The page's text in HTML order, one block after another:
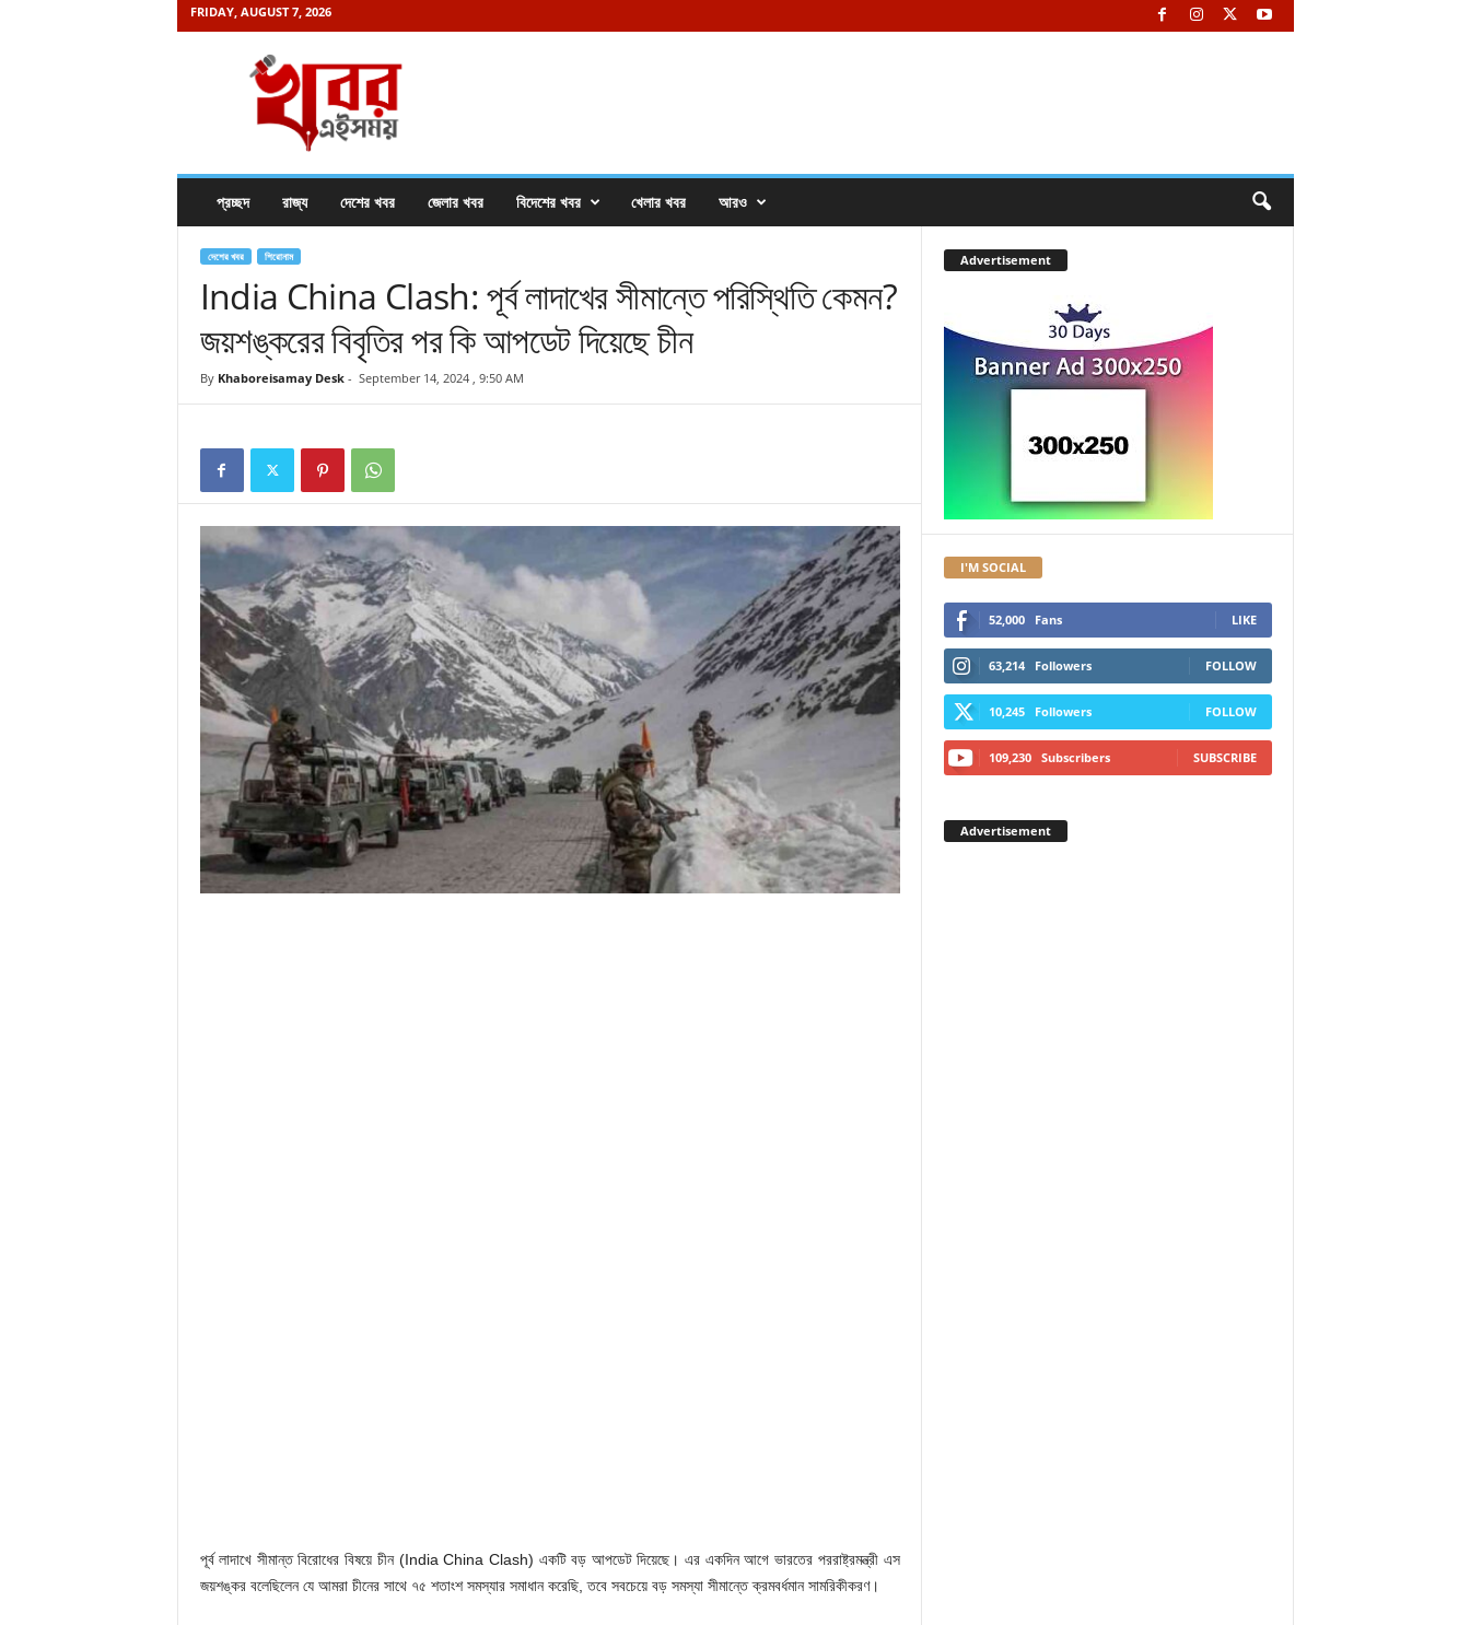
FRIDAY, AUGUST 7, 2026
প্রচ্ছদ রাজ্য দেশের খবর জেলার খবর বিদেশের খবর খেলার খবর আরও
দেশের খবর শিরোনাম
India China Clash: পূর্ব লাদাখের সীমান্তে পরিস্থিতি কেমন?
জয়শঙ্করের বিবৃতির পর কি আপডেট দিয়েছে চীন
By Khaboreisamay Desk- September 14, 2024 , 9:50 AM
পূর্ব লাদাখে সীমান্ত বিরোধের বিষয়ে চীন (India China Clash) একটি বড় আপডেট দিয়েছে। এর একদিন আগে ভারতের পররাষ্ট্রমন্ত্রী এস
জয়শঙ্কর বলেছিলেন যে আমরা চীনের সাথে ৭৫ শতাংশ সমস্যার সমাধান করেছি, তবে সবচেয়ে বড় সমস্যা সীমান্তে ক্রমবর্ধমান সামরিকীকরণ।
Advertisement
I'M SOCIAL
52,000 Fans LIKE
63,214 Followers FOLLOW
10,245 Followers FOLLOW
109,230 Subscribers SUBSCRIBE
Advertisement